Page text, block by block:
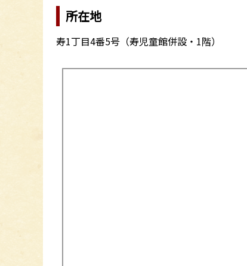
所在地
寿1丁目4番5号（寿児童館併設・1階）